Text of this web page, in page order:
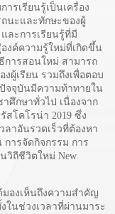
รเรียนรู้เป็นเครื่อง
ถนะและทักษะของผู้
ละการเรียนรู้ที่มี
งค์ความรู้ใหม่ที่เกิดขึ้น
การสอนใหม่ สามารถ
ผู้เรียน รวมถึงเพื่อตอบ
จจุบันมีความท้าทายใน
ศึกษาทั่วไป เนื่องจาก
สโคโรน่า 2019 ซึ่ง
ลาอันรวดเร็วที่ต้องหา
การจัดกิจกรรม การ
วิถีชีวิตใหม่ New
งเห็นถึงความสำคัญ
ในช่วงเวลาที่ผ่านมาระ